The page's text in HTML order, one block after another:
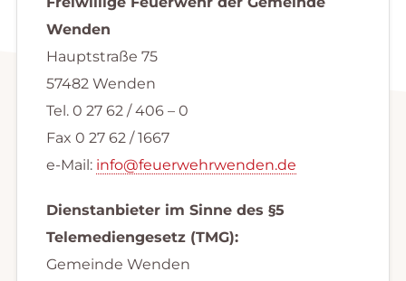
Wenden
Hauptstraße 75
57482 Wenden
Tel. 0 27 62 / 406 – 0
Fax 0 27 62 / 1667
e-Mail: info@feuerwehrwenden.de
Dienstanbieter im Sinne des §5
Telemediengesetz (TMG):
Gemeinde Wenden